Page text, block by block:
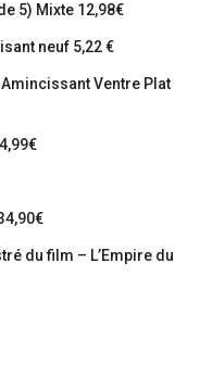
5) Mixte 12,98€
neuf 5,22 €
Amincissant Ventre Plat
du film – L’Empire du